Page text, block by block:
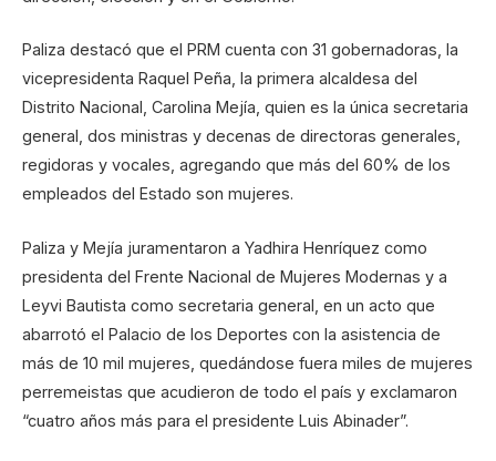
Paliza destacó que el PRM cuenta con 31 gobernadoras, la
vicepresidenta Raquel Peña, la primera alcaldesa del
Distrito Nacional, Carolina Mejía, quien es la única secretaria
general, dos ministras y decenas de directoras generales,
regidoras y vocales, agregando que más del 60% de los
empleados del Estado son mujeres.
Paliza y Mejía juramentaron a Yadhira Henríquez como
presidenta del Frente Nacional de Mujeres Modernas y a
Leyvi Bautista como secretaria general, en un acto que
abarrotó el Palacio de los Deportes con la asistencia de
más de 10 mil mujeres, quedándose fuera miles de mujeres
perremeistas que acudieron de todo el país y exclamaron
“cuatro años más para el presidente Luis Abinader”.